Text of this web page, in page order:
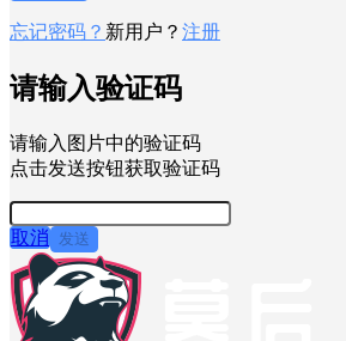
忘记密码？ 新用户？ 注册
请输入验证码
请输入图片中的验证码
点击发送按钮获取验证码
取消 发送